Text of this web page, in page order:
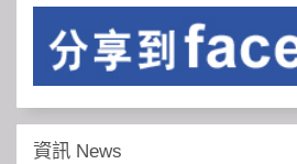
資訊 News